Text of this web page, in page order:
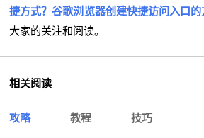
捷方式？谷歌浏览器创建快捷访问入口
大家的关注和阅读。
相关阅读
攻略 教程 技巧